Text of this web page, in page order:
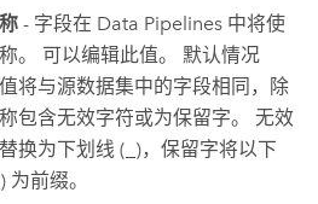
- 字段在 Data Pipelines中将使
。 可以编辑此值。 默认情况
将与源数据集中的字段相同，除
包含无效字符或为保留字。 无效
换为下划线 (_)，保留字将以下
为前缀。